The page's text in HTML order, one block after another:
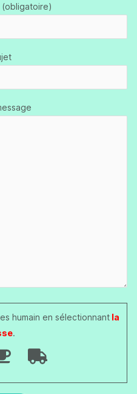
(obligatoire)
humain en sélectionnantla
.